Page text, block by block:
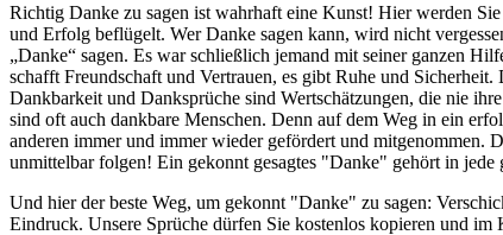
Richtig Danke zu sagen ist wahrhaft eine Kunst! Hier werden
und Erfolg beflügelt. Wer Danke sagen kann, wird nicht
„Danke“ sagen. Es war schließlich jemand mit seiner ganzen
schafft Freundschaft und Vertrauen, es gibt Ruhe und
Dankbarkeit und Danksprüche sind Wertschätzungen, die nie
sind oft auch dankbare Menschen. Denn auf dem Weg in ein
anderen immer und immer wieder gefördert und mitgenommen.
unmittelbar folgen! Ein gekonnt gesagtes "Danke" gehört in jede
Und hier der beste Weg, um gekonnt "Danke" zu sagen:
Eindruck. Unsere Sprüche dürfen Sie kostenlos kopieren und